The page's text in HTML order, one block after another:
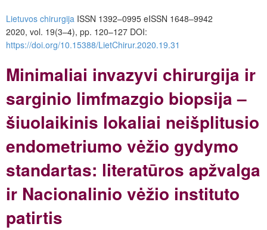
Lietuvos chirurgija ISSN 1392–0995 eISSN 1648–9942
2020, vol. 19(3–4), pp. 120–127 DOI:
https://doi.org/10.15388/LietChirur.2020.19.31
Minimaliai invazyvi chirurgija ir
sarginio limfmazgio biopsija –
šiuolaikinis lokaliai neišplitusio
endometriumo vėžio gydymo
standartas: literatūros apžvalga
ir Nacionalinio vėžio instituto
patirtis